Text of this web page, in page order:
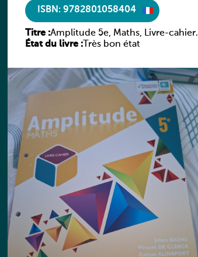
ISBN: 9782801058404
Titre :Amplitude 5e, Maths, Livre-cahier,
version luxembourgeoise
État du livre : Très bon état